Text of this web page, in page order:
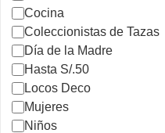
Cocina
Coleccionistas de Tazas
Día de la Madre
Hasta S/.50
Locos Deco
Mujeres
Niños